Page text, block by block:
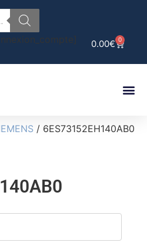
0.00€ 0
/ 6ES73152EH140AB0